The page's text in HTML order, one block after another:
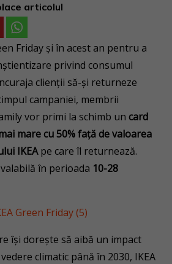
articolul
Friday și în acest an pentru a
privind consumul
clienții să-și returneze
campaniei, membrii
vor primi la schimb uncard
mare cu 50% față de valoarea
IKEApe care îl returnează.
în perioada 10-28
își dorește să aibă un impact
climatic până în 2030, IKEA